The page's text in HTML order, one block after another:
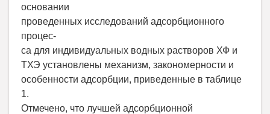
основании
проведенных исследований адсорбционного
процес-
са для индивидуальных водных растворов ХФ и
ТХЭ установлены механизм, закономерности и
особенности адсорбции, приведенные в таблице
1.
Отмечено, что лучшей адсорбционной